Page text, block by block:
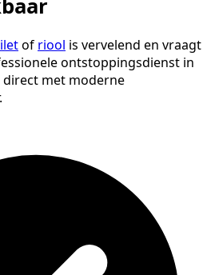
of riool is vervelend en vraagt
ontstoppingsdienst in
direct met moderne